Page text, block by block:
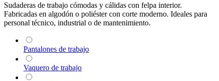
Sudaderas de trabajo cómodas y cálidas con felpa interior.
Fabricadas en algodón o poliéster con corte moderno. Ideales para
personal técnico, industrial o de mantenimiento.
Pantalones de trabajo
Vaquero de trabajo